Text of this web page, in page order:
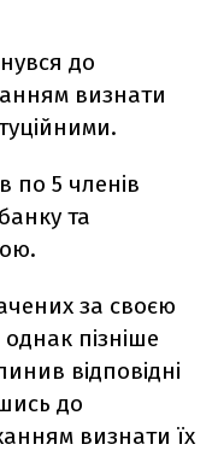
до
визнати
по 5 членів
та
за своєю
пізніше
відповідні
до
визнати їх